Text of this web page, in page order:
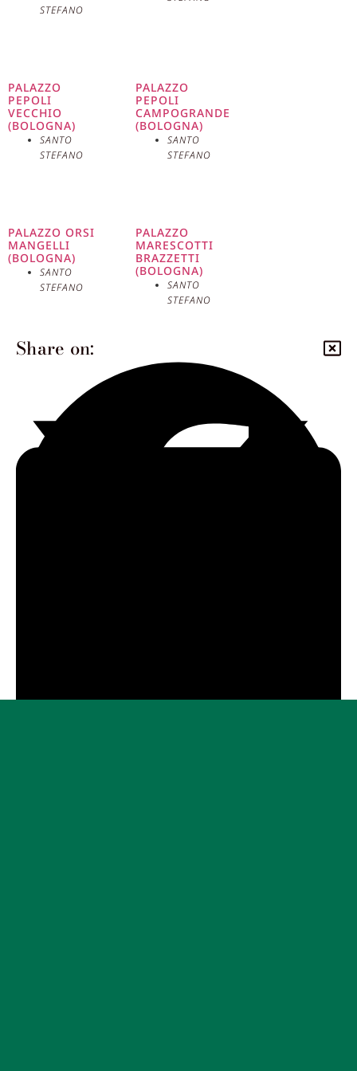
STEFANO
PALAZZO
PEPOLI
VECCHIO
(BOLOGNA)
SANTO
STEFANO
PALAZZO
PEPOLI
CAMPOGRANDE
(BOLOGNA)
SANTO
STEFANO
PALAZZO ORSI
MANGELLI
(BOLOGNA)
SANTO
STEFANO
PALAZZO
MARESCOTTI
BRAZZETTI
(BOLOGNA)
SANTO
STEFANO
Share on: